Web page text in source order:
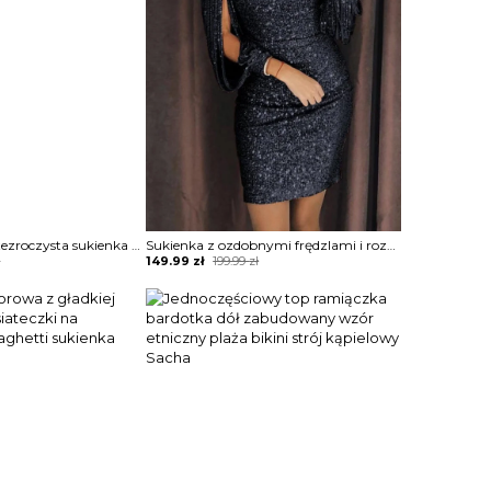
Błyszcząca półprzezroczysta sukienka z siateczki Estefania Sukienka z ozdobnymi frędzlami i rozcięciem na rękawach Tavia
199.99zł
Original
was:
199.99 zł.
149.99 zł
Current
is:
149.99 zł.